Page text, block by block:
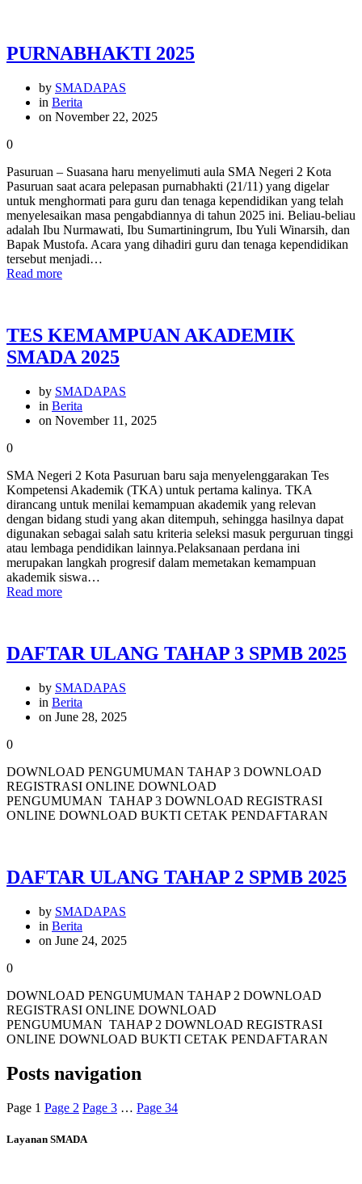
PURNABHAKTI 2025
by SMADAPAS
in Berita
on November 22, 2025
0
Pasuruan – Suasana haru menyelimuti aula SMA Negeri 2 Kota
Pasuruan saat acara pelepasan purnabhakti (21/11) yang digelar
untuk menghormati para guru dan tenaga kependidikan yang telah
menyelesaikan masa pengabdiannya di tahun 2025 ini. Beliau-beliau
adalah Ibu Nurmawati, Ibu Sumartiningrum, Ibu Yuli Winarsih, dan
Bapak Mustofa. Acara yang dihadiri guru dan tenaga kependidikan
tersebut menjadi…
Read more
TES KEMAMPUAN AKADEMIK
SMADA 2025
by SMADAPAS
in Berita
on November 11, 2025
0
SMA Negeri 2 Kota Pasuruan baru saja menyelenggarakan Tes
Kompetensi Akademik (TKA) untuk pertama kalinya. TKA
dirancang untuk menilai kemampuan akademik yang relevan
dengan bidang studi yang akan ditempuh, sehingga hasilnya dapat
digunakan sebagai salah satu kriteria seleksi masuk perguruan tinggi
atau lembaga pendidikan lainnya.Pelaksanaan perdana ini
merupakan langkah progresif dalam memetakan kemampuan
akademik siswa…
Read more
DAFTAR ULANG TAHAP 3 SPMB 2025
by SMADAPAS
in Berita
on June 28, 2025
0
DOWNLOAD PENGUMUMAN TAHAP 3 DOWNLOAD
REGISTRASI ONLINE DOWNLOAD
PENGUMUMAN TAHAP 3 DOWNLOAD REGISTRASI
ONLINE DOWNLOAD BUKTI CETAK PENDAFTARAN
DAFTAR ULANG TAHAP 2 SPMB 2025
by SMADAPAS
in Berita
on June 24, 2025
0
DOWNLOAD PENGUMUMAN TAHAP 2 DOWNLOAD
REGISTRASI ONLINE DOWNLOAD
PENGUMUMAN TAHAP 2 DOWNLOAD REGISTRASI
ONLINE DOWNLOAD BUKTI CETAK PENDAFTARAN
Posts navigation
Page 1 Page 2 Page 3 … Page 34
Layanan SMADA